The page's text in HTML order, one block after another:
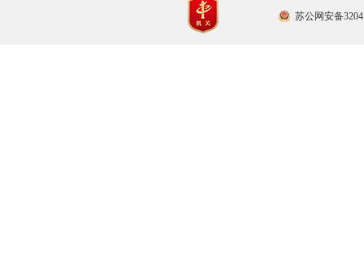
苏公网安备